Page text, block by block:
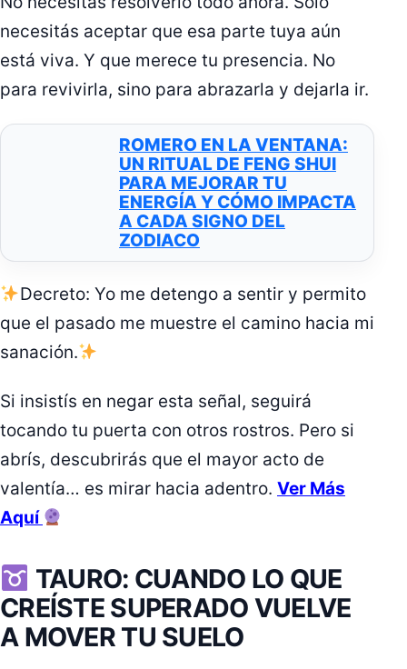
necesitás aceptar que esa parte tuya aún
está viva. Y que merece tu presencia. No
para revivirla, sino para abrazarla y dejarla ir.
ROMERO EN LA VENTANA:
UN RITUAL DE FENG SHUI
PARA MEJORAR TU
ENERGÍA Y CÓMO IMPACTA
A CADA SIGNO DEL
ZODIACO
Decreto: Yo me detengo a sentir y permito
que el pasado me muestre el camino hacia mi
sanación.
Si insistís en negar esta señal, seguirá
tocando tu puerta con otros rostros. Pero si
abrís, descubrirás que el mayor acto de
valentía… es mirar hacia adentro. Ver Más
Aquí
TAURO: CUANDO LO QUE
CREÍSTE SUPERADO VUELVE
A MOVER TU SUELO